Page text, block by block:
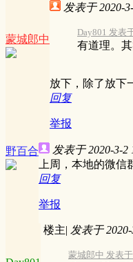
蒙城郎中
发表于 2020-
Day801 发表
有道理。
放下，除了放下
回复
举报
野百合 发表于 2020-3-2
上周，本地的微信
回复
举报
楼主| 发表于
蒙城郎中 发表